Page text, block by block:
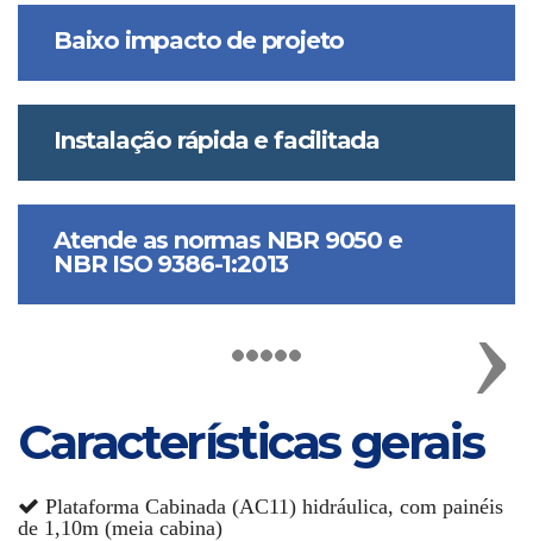
Baixo impacto de projeto
Instalação rápida e facilitada
Atende as normas NBR 9050 e
NBR ISO 9386-1:2013
Características gerais
Plataforma Cabinada (AC11) hidráulica, com painéis
de 1,10m (meia cabina)